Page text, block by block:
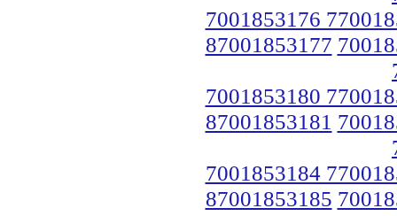
7001853176
87001853177
7001853180
87001853181
7001853184
87001853185